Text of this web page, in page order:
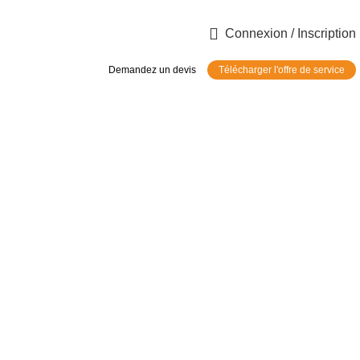
Connexion / Inscription
Demandez un devis Télécharger l'offre de service